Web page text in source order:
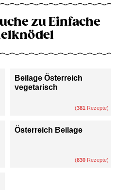
zu Einfache
Beilage Österreich
vegetarisch
(381 Rezepte)
Österreich Beilage
(830 Rezepte)